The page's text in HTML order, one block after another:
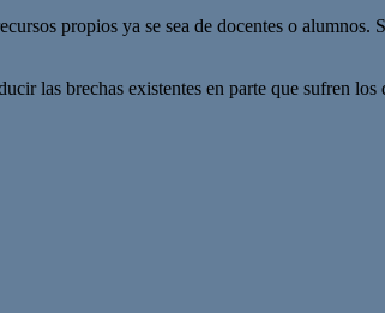
propios ya se sea de docentes o alumnos.
las brechas existentes en parte que sufren